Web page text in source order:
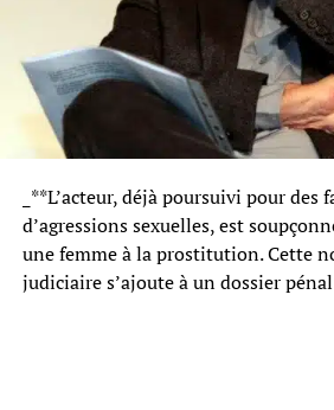
_**L’acteur, déjà poursuivi pour des
d’agressions sexuelles, est
une femme à la prostitution. Cette
judiciaire s’ajoute à un dossier pénal